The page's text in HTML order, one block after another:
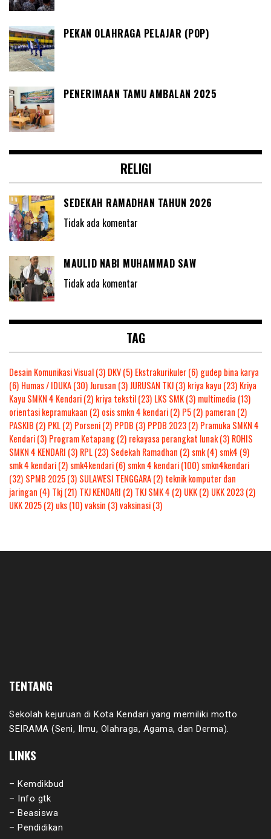
PEKAN OLAHRAGA PELAJAR (POP)
PENERIMAAN TAMU AMBALAN 2025
RELIGI
SEDEKAH RAMADHAN TAHUN 2026
Tidak ada komentar
MAULID NABI MUHAMMAD SAW
Tidak ada komentar
TAG
Desain Komunikasi Visual(3) DKV(5) Ekstrakurikuler(6) gudep bina karya
(6) Humas / IDUKA(30)Jurusan (3)JURUSAN TKJ(3) kriya kayu (23) Kriya
Kayu SMKN 4 Kendari(2) kriya tekstil(23) LKS SMK(3) multimedia (13)
orientasi kepramukaan (2) osis smkn 4 kendari(2) P5(2) pameran (2)
PASKIB (2) PKL(2) Porseni(2) PPDB (3) PPDB 2023(2) Pramuka SMKN 4
Kendari(3) Program Ketapang(2) rekayasa perangkat lunak(3) ROHIS
SMKN 4 KENDARI (3) RPL(23) Sedekah Ramadhan (2) smk(4) smk4 (9)
smk 4 kendari(2) smk4kendari(6) smkn 4 kendari(100) smkn4kendari
(32) SPMB 2025(3) SULAWESI TENGGARA(2) teknik komputer dan
jaringan (4) Tkj(21) TKJ KENDARI (2) TKJ SMK 4 (2) UKK(2) UKK 2023(2)
UKK 2025(2) uks(10)vaksin (3)vaksinasi(3)
TENTANG
Sekolah kejuruan di Kota Kendari yang memiliki motto
SEIRAMA (Seni, Ilmu, Olahraga, Agama, dan Derma).
LINKS
– Kemdikbud
– Info gtk
– Beasiswa
– Pendidikan